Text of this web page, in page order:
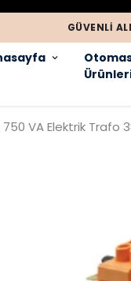
GÜVENLI
VA Elektrik Trafo